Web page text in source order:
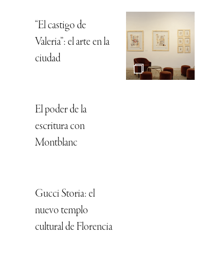
“El castigo de
Valeria”: el arte en la
ciudad
El poder de la
escritura con
Montblanc
Gucci Storia: el
nuevo templo
cultural de Florencia